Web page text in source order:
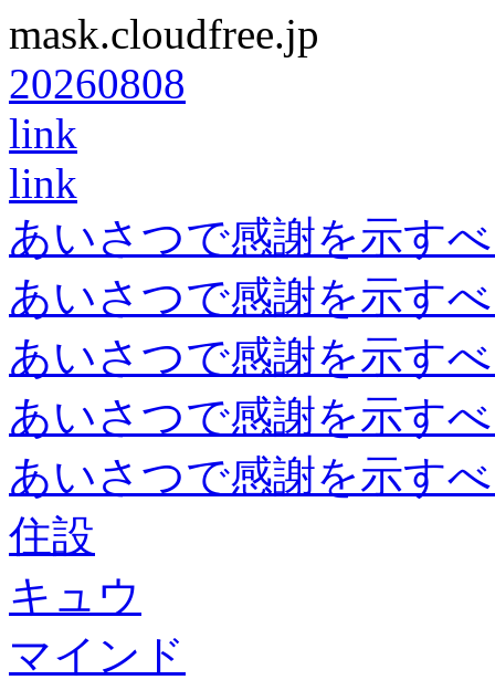
mask.cloudfree.jp
20260808
link
link
あいさつで感謝を示す
あいさつで感謝を示す
あいさつで感謝を示す
あいさつで感謝を示す
あいさつで感謝を示す
住設
キュウ
マインド